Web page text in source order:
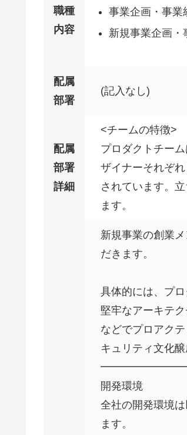
職種
内容
事業企画・事業
新規事業企画・
配属
部署
(記入なし)
配属
部署
詳細
<チームの特徴>
プロダクトチー
ザイナーそれぞ
されています。
ます。
新規事業の創業
だきます。
具体的には、プ
堅牢なアーキテ
などでプロアク
キュリティ文化
開発環境
全社の開発環境
ます。